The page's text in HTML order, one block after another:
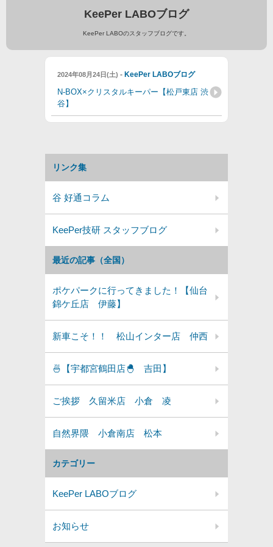
KeePer LABOブログ
KeePer LABOのスタッフブログです。
2024年08月24日(土) - KeePer LABOブログ
N-BOX×クリスタルキーパー【松戸東店 渋
谷】
カテゴリー
KeePer LABOブログ
お知らせ
最近の記事（全国）
ポケパークに行ってきました！【仙台
錦ケ丘店 伊藤】
新車こそ！！ 松山インター店 仲西
🍜【宇都宮鶴田店🐣 吉田】
ご挨拶 久留米店 小倉 凌
自然界隈 小倉南店 松本
リンク集
谷 好通コラム
KeePer技研 スタッフブログ